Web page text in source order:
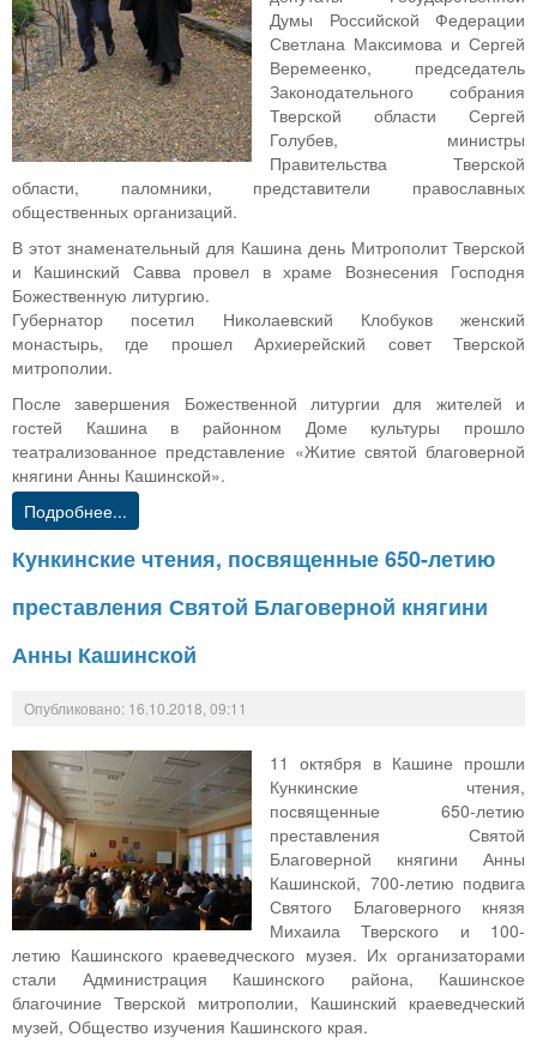
Думы Российской Федерации
Светлана Максимова и Сергей
Веремеенко, председатель
Законодательного собрания
Тверской области Сергей
Голубев, министры
Правительства Тверской
области, паломники, представители православных
общественных организаций.
В этот знаменательный для Кашина день Митрополит Тверской
и Кашинский Савва провел в храме Вознесения Господня
Божественную литургию.
Губернатор посетил Николаевский Клобуков женский
монастырь, где прошел Архиерейский совет Тверской
митрополии.
После завершения Божественной литургии для жителей и
гостей Кашина в районном Доме культуры прошло
театрализованное представление «Житие святой благоверной
княгини Анны Кашинской».
Подробнее...
Кункинские чтения, посвященные 650-летию
преставления Святой Благоверной княгини
Анны Кашинской
Опубликовано: 16.10.2018, 09:11
11 октября в Кашине прошли
Кункинские чтения,
посвященные 650-летию
преставления Святой
Благоверной княгини Анны
Кашинской, 700-летию подвига
Святого Благоверного князя
Михаила Тверского и 100-
летию Кашинского краеведческого музея. Их организаторами
стали Администрация Кашинского района, Кашинское
благочиние Тверской митрополии, Кашинский краеведческий
музей, Общество изучения Кашинского края.